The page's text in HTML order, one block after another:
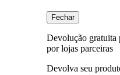
Fechar
Devolução gratuita
por lojas parceiras
Devolva seu